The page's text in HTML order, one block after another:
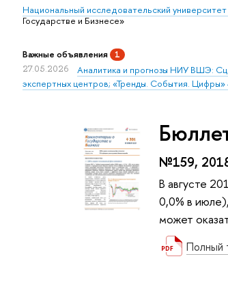
Национальный исследовательский
Государстве и Бизнесе»
Важные объявления 1
27.05.2026
Аналитика и прогнозы НИУ ВШЭ:
экспертных центров; «Тренды. События.
№159,
В августе
0,0% в
может
Полный